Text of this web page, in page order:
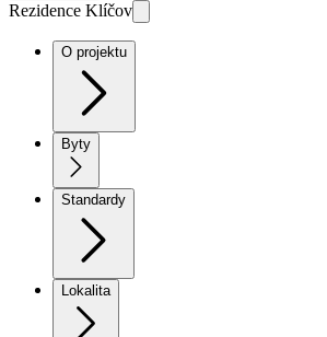
Rezidence Klíčov
O projektu
Byty
Standardy
Lokalita